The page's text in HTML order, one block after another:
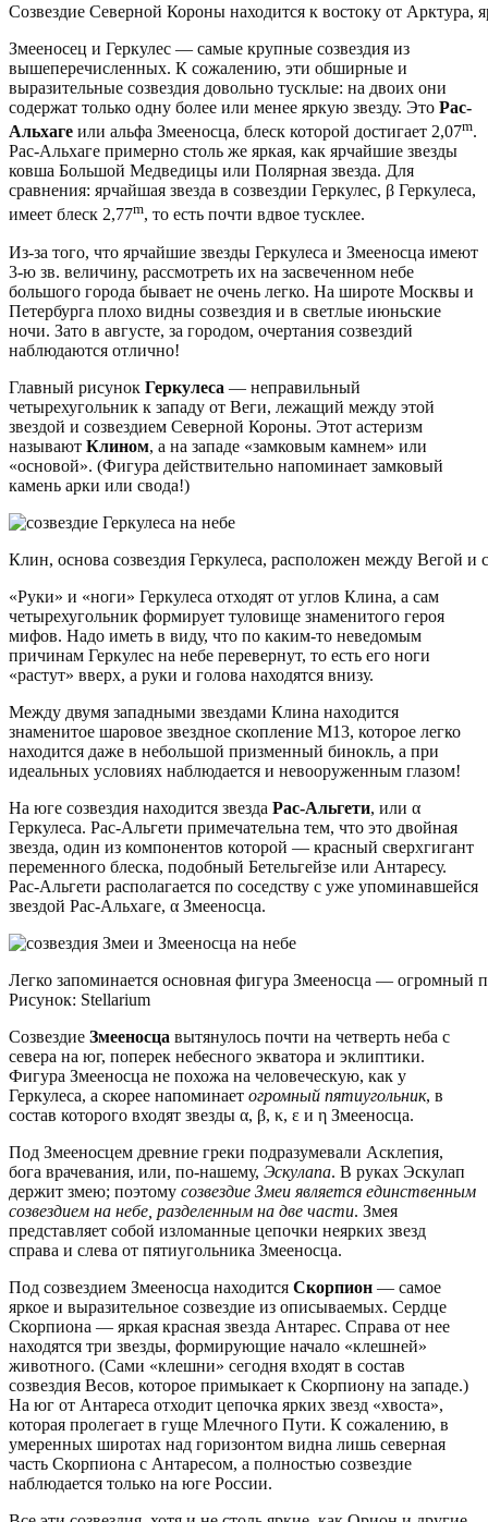
Созвездие Северной Короны находится к востоку от Арктура,
Змееносец и Геркулес — самые крупные созвездия из
вышеперечисленных. К сожалению, эти обширные и
выразительные созвездия довольно тусклые: на двоих они
содержат только одну более или менее яркую звезду. Это Рас-
Альхаге или альфа Змееносца, блеск которой достигает 2,07m.
Рас-Альхаге примерно столь же яркая, как ярчайшие звезды
ковша Большой Медведицы или Полярная звезда. Для
сравнения: ярчайшая звезда в созвездии Геркулес, β Геркулеса,
имеет блеск 2,77m, то есть почти вдвое тусклее.
Из-за того, что ярчайшие звезды Геркулеса и Змееносца имеют
3-ю зв. величину, рассмотреть их на засвеченном небе
большого города бывает не очень легко. На широте Москвы и
Петербурга плохо видны созвездия и в светлые июньские
ночи. Зато в августе, за городом, очертания созвездий
наблюдаются отлично!
Главный рисунок Геркулеса — неправильный
четырехугольник к западу от Веги, лежащий между этой
звездой и созвездием Северной Короны. Этот астеризм
называют Клином, а на западе «замковым камнем» или
«основой». (Фигура действительно напоминает замковый
камень арки или свода!)
Клин, основа созвездия Геркулеса, расположен между Вегой
«Руки» и «ноги» Геркулеса отходят от углов Клина, а сам
четырехугольник формирует туловище знаменитого героя
мифов. Надо иметь в виду, что по каким-то неведомым
причинам Геркулес на небе перевернут, то есть его ноги
«растут» вверх, а руки и голова находятся внизу.
Между двумя западными звездами Клина находится
знаменитое шаровое звездное скопление М13, которое легко
находится даже в небольшой призменный бинокль, а при
идеальных условиях наблюдается и невооруженным глазом!
На юге созвездия находится звезда Рас-Альгети, или α
Геркулеса. Рас-Альгети примечательна тем, что это двойная
звезда, один из компонентов которой — красный сверхгигант
переменного блеска, подобный Бетельгейзе или Антаресу.
Рас-Альгети располагается по соседству с уже упоминавшейся
звездой Рас-Альхаге, α Змееносца.
Легко запоминается основная фигура Змееносца — огромный
Рисунок: Stellarium
Созвездие Змееносца вытянулось почти на четверть неба с
севера на юг, поперек небесного экватора и эклиптики.
Фигура Змееносца не похожа на человеческую, как у
Геркулеса, а скорее напоминает огромный пятиугольник, в
состав которого входят звезды α, β, κ, ε и η Змееносца.
Под Змееносцем древние греки подразумевали Асклепия,
бога врачевания, или, по-нашему, Эскулапа. В руках Эскулап
держит змею; поэтому созвездие Змеи является единственным
созвездием на небе, разделенным на две части. Змея
представляет собой изломанные цепочки неярких звезд
справа и слева от пятиугольника Змееносца.
Под созвездием Змееносца находится Скорпион — самое
яркое и выразительное созвездие из описываемых. Сердце
Скорпиона — яркая красная звезда Антарес. Справа от нее
находятся три звезды, формирующие начало «клешней»
животного. (Сами «клешни» сегодня входят в состав
созвездия Весов, которое примыкает к Скорпиону на западе.)
На юг от Антареса отходит цепочка ярких звезд «хвоста»,
которая пролегает в гуще Млечного Пути. К сожалению, в
умеренных широтах над горизонтом видна лишь северная
часть Скорпиона с Антаресом, а полностью созвездие
наблюдается только на юге России.